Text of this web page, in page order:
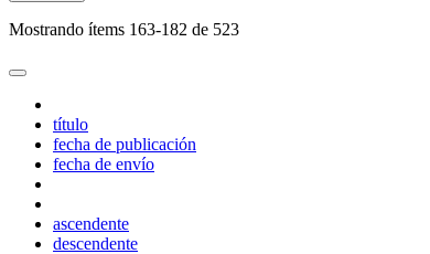
Mostrando ítems 163-182 de 523
título
fecha de publicación
fecha de envío
ascendente
descendente